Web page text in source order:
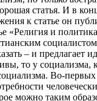
статья. И в
к статье он
«Религия и
– и предлагает
то у социализма,
Во-
можно таким